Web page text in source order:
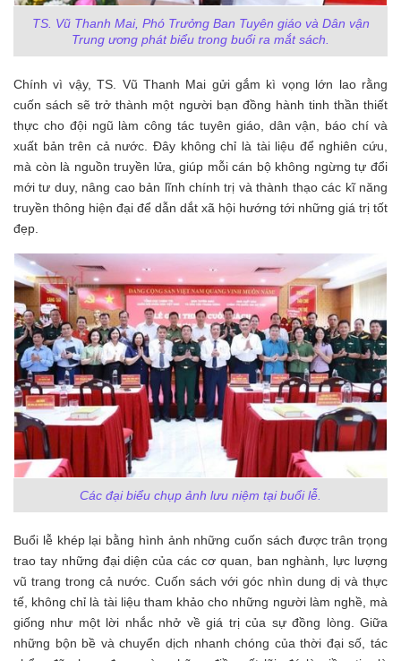
TS. Vũ Thanh Mai, Phó Trưởng Ban Tuyên giáo và Dân vận
Trung ương phát biểu trong buổi ra mắt sách.
Chính vì vậy, TS. Vũ Thanh Mai gửi gắm kì vọng lớn lao rằng
cuốn sách sẽ trở thành một người bạn đồng hành tinh thần thiết
thực cho đội ngũ làm công tác tuyên giáo, dân vận, báo chí và
xuất bản trên cả nước. Đây không chỉ là tài liệu để nghiên cứu,
mà còn là nguồn truyền lửa, giúp mỗi cán bộ không ngừng tự đổi
mới tư duy, nâng cao bản lĩnh chính trị và thành thạo các kĩ năng
truyền thông hiện đại để dẫn dắt xã hội hướng tới những giá trị tốt
đẹp.
Các đại biểu chụp ảnh lưu niệm tại buổi lễ.
Buổi lễ khép lại bằng hình ảnh những cuốn sách được trân trọng
trao tay những đại diện của các cơ quan, ban nghành, lực lượng
vũ trang trong cả nước. Cuốn sách với góc nhìn dung dị và thực
tế, không chỉ là tài liệu tham khảo cho những người làm nghề, mà
giống như một lời nhắc nhở về giá trị của sự đồng lòng. Giữa
những bộn bề và chuyển dịch nhanh chóng của thời đại số, tác